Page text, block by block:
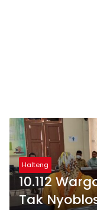
Halteng
10.112
Tak